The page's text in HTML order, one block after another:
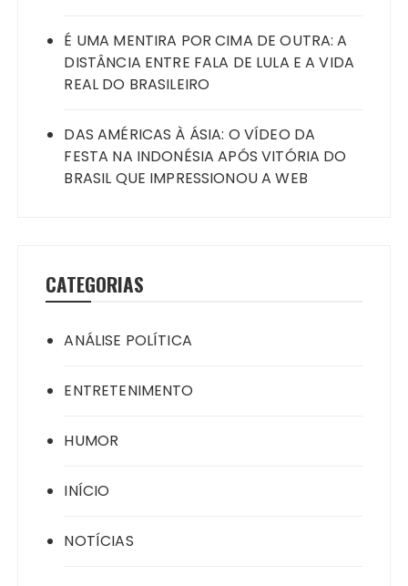
É UMA MENTIRA POR CIMA DE OUTRA: A
DISTÂNCIA ENTRE FALA DE LULA E A VIDA
REAL DO BRASILEIRO
DAS AMÉRICAS À ÁSIA: O VÍDEO DA
FESTA NA INDONÉSIA APÓS VITÓRIA DO
BRASIL QUE IMPRESSIONOU A WEB
CATEGORIAS
ANÁLISE POLÍTICA
ENTRETENIMENTO
HUMOR
INÍCIO
NOTÍCIAS